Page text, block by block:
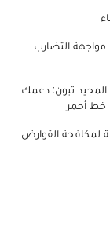
التضارب
المجيد تبون: دعمك
خط أحمر
لمكافحة القوارض